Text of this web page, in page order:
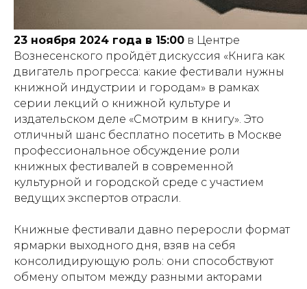
23 ноября 2024 года в 15:00 в Центре
Вознесенского пройдёт дискуссия «Книга как
двигатель прогресса: какие фестивали нужны
книжной индустрии и городам» в рамках
серии лекций о книжной культуре и
издательском деле «Смотрим в книгу». Это
отличный шанс бесплатно посетить в Москве
профессиональное обсуждение роли
книжных фестивалей в современной
культурной и городской среде с участием
ведущих экспертов отрасли.
Книжные фестивали давно переросли формат
ярмарки выходного дня, взяв на себя
консолидирующую роль: они способствуют
обмену опытом между разными акторами